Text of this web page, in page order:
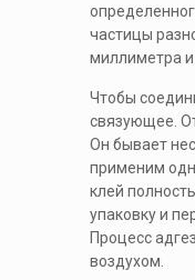
частицы
миллиметра и
Чтобы
связующее.
Он бывает
применим
клей
упаковку и
Процесс
воздухом.